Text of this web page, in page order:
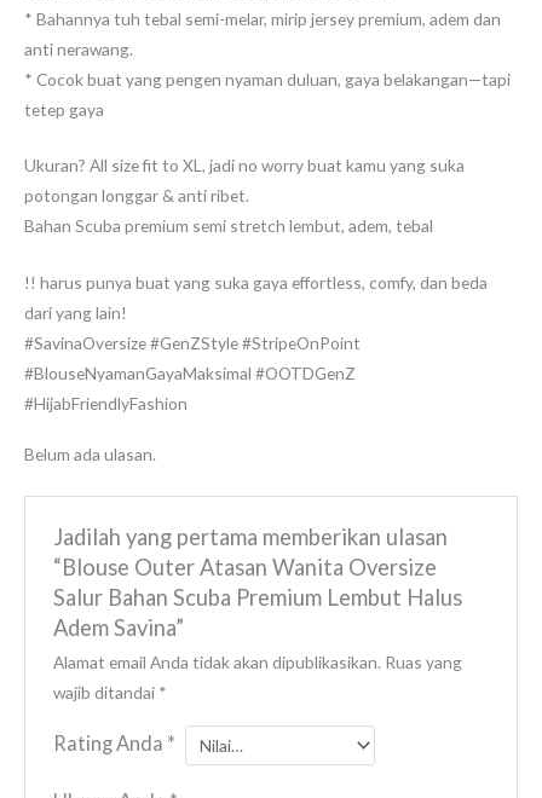
* Bahannya tuh tebal semi-melar, mirip jersey premium, adem dan
anti nerawang.
* Cocok buat yang pengen nyaman duluan, gaya belakangan—tapi
tetep gaya
Ukuran? All size fit to XL, jadi no worry buat kamu yang suka
potongan longgar & anti ribet.
Bahan Scuba premium semi stretch lembut, adem, tebal
!! harus punya buat yang suka gaya effortless, comfy, dan beda
dari yang lain!
#SavinaOversize #GenZStyle #StripeOnPoint
#BlouseNyamanGayaMaksimal #OOTDGenZ
#HijabFriendlyFashion
Belum ada ulasan.
Jadilah yang pertama memberikan ulasan
“Blouse Outer Atasan Wanita Oversize
Salur Bahan Scuba Premium Lembut Halus
Adem Savina”
Alamat email Anda tidak akan dipublikasikan. Ruas yang
wajib ditandai *
Rating Anda *